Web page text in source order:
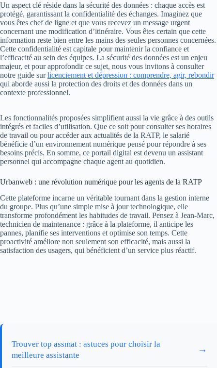
Un aspect clé réside dans la sécurité des données : chaque accès est
protégé, garantissant la confidentialité des échanges. Imaginez que
vous êtes chef de ligne et que vous recevez un message urgent
concernant une modification d’itinéraire. Vous êtes certain que cette
information reste bien entre les mains des seules personnes concernées.
Cette confidentialité est capitale pour maintenir la confiance et
l’efficacité au sein des équipes. La sécurité des données est un enjeu
majeur, et pour approfondir ce sujet, nous vous invitons à consulter
notre guide surlicenciement et dépression : comprendre, agir, rebondir
qui aborde aussi la protection des droits et des données dans un
contexte professionnel.
Les fonctionnalités proposées simplifient aussi la vie grâce à des outils
intégrés et faciles d’utilisation. Que ce soit pour consulter ses horaires
de travail ou pour accéder aux actualités de la RATP, le salarié
bénéficie d’un environnement numérique pensé pour répondre à ses
besoins précis. En somme, ce portail digital est devenu un assistant
personnel qui accompagne chaque agent au quotidien.
Urbanweb : une révolution numérique pour les agents de la RATP
Cette plateforme incarne un véritable tournant dans la gestion interne
du groupe. Plus qu’une simple mise à jour technologique, elle
transforme profondément les habitudes de travail. Pensez à Jean-Marc,
technicien de maintenance : grâce à la plateforme, il anticipe les
pannes, planifie ses interventions et optimise son temps. Cette
proactivité améliore non seulement son efficacité, mais aussi la
satisfaction des usagers, qui bénéficient d’un service plus réactif.
Trouver top assmat : astuces pour choisir la
meilleure assistante
→